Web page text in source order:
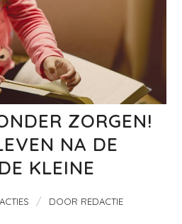
ZORGEN!
NA DE
KLEINE
/ DOOR REDACTIE